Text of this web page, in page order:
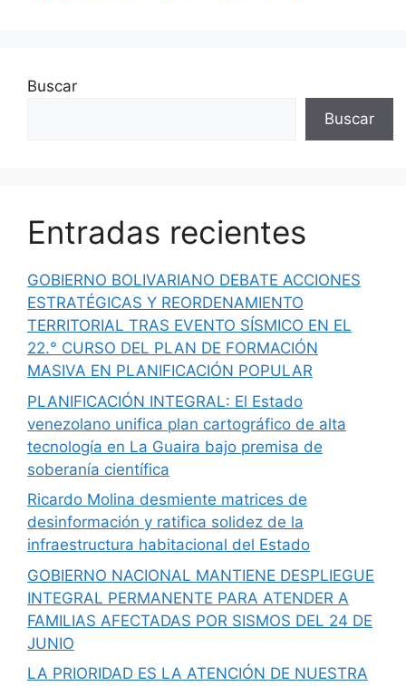
Buscar
Buscar
Entradas recientes
GOBIERNO BOLIVARIANO DEBATE ACCIONES
ESTRATÉGICAS Y REORDENAMIENTO
TERRITORIAL TRAS EVENTO SÍSMICO EN EL
22.° CURSO DEL PLAN DE FORMACIÓN
MASIVA EN PLANIFICACIÓN POPULAR
PLANIFICACIÓN INTEGRAL: El Estado
venezolano unifica plan cartográfico de alta
tecnología en La Guaira bajo premisa de
soberanía científica
Ricardo Molina desmiente matrices de
desinformación y ratifica solidez de la
infraestructura habitacional del Estado
GOBIERNO NACIONAL MANTIENE DESPLIEGUE
INTEGRAL PERMANENTE PARA ATENDER A
FAMILIAS AFECTADAS POR SISMOS DEL 24 DE
JUNIO
LA PRIORIDAD ES LA ATENCIÓN DE NUESTRA